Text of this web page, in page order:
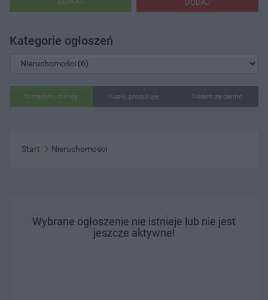
DODAJ
Kategorie ogłoszeń
Sprzedam, oferuję Kupię, poszukuję Oddam za darmo
Start Nieruchomości
Wybrane ogłoszenie nie istnieje lub nie jest
jeszcze aktywne!